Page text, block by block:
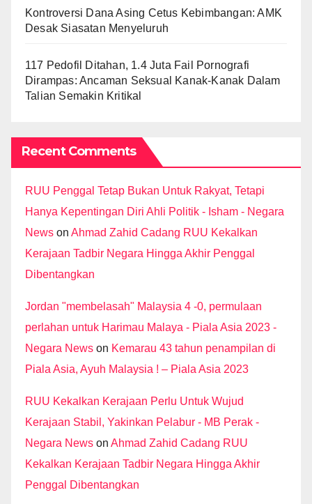
Kontroversi Dana Asing Cetus Kebimbangan: AMK
Desak Siasatan Menyeluruh
117 Pedofil Ditahan, 1.4 Juta Fail Pornografi
Dirampas: Ancaman Seksual Kanak-Kanak Dalam
Talian Semakin Kritikal
Recent Comments
RUU Penggal Tetap Bukan Untuk Rakyat, Tetapi
Hanya Kepentingan Diri Ahli Politik - Isham - Negara
News on Ahmad Zahid Cadang RUU Kekalkan
Kerajaan Tadbir Negara Hingga Akhir Penggal
Dibentangkan
Jordan "membelasah" Malaysia 4 -0, permulaan
perlahan untuk Harimau Malaya - Piala Asia 2023 -
Negara News on Kemarau 43 tahun penampilan di
Piala Asia, Ayuh Malaysia ! – Piala Asia 2023
RUU Kekalkan Kerajaan Perlu Untuk Wujud
Kerajaan Stabil, Yakinkan Pelabur - MB Perak -
Negara News on Ahmad Zahid Cadang RUU
Kekalkan Kerajaan Tadbir Negara Hingga Akhir
Penggal Dibentangkan